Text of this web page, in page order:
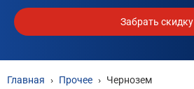
Забрать скидку
Главная › Прочее › Чернозем